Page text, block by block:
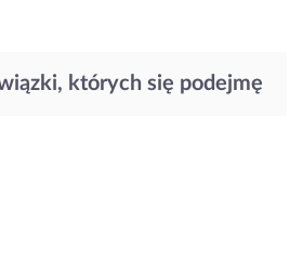
których się podejmę